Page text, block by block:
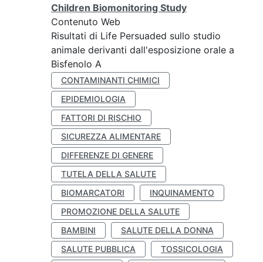
Children Biomonitoring Study
Contenuto Web
Risultati di Life Persuaded sullo studio
animale derivanti dall'esposizione orale a
Bisfenolo A
CONTAMINANTI CHIMICI
EPIDEMIOLOGIA
FATTORI DI RISCHIO
SICUREZZA ALIMENTARE
DIFFERENZE DI GENERE
TUTELA DELLA SALUTE
BIOMARCATORI
INQUINAMENTO
PROMOZIONE DELLA SALUTE
BAMBINI
SALUTE DELLA DONNA
SALUTE PUBBLICA
TOSSICOLOGIA